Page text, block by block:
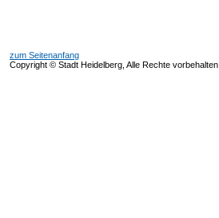
zum Seitenanfang
Copyright © Stadt Heidelberg, Alle Rechte vorbehalten